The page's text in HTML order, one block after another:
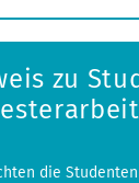
zu
die